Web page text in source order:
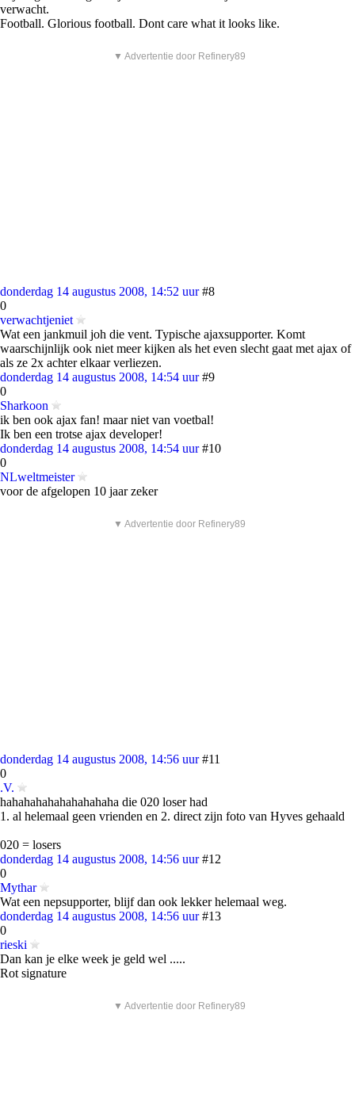
verwacht.
Football. Glorious football. Dont care what it looks like.
▼ Advertentie door Refinery89
donderdag 14 augustus 2008, 14:52 uur #8
0
verwachtjeniet
Wat een jankmuil joh die vent. Typische ajaxsupporter. Komt
waarschijnlijk ook niet meer kijken als het even slecht gaat met ajax of
als ze 2x achter elkaar verliezen.
donderdag 14 augustus 2008, 14:54 uur #9
0
Sharkoon
ik ben ook ajax fan! maar niet van voetbal!
Ik ben een trotse ajax developer!
donderdag 14 augustus 2008, 14:54 uur #10
0
NLweltmeister
voor de afgelopen 10 jaar zeker
▼ Advertentie door Refinery89
donderdag 14 augustus 2008, 14:56 uur #11
0
.V.
hahahahahahahahahaha die 020 loser had
1. al helemaal geen vrienden en 2. direct zijn foto van Hyves gehaald
020 = losers
donderdag 14 augustus 2008, 14:56 uur #12
0
Mythar
Wat een nepsupporter, blijf dan ook lekker helemaal weg.
donderdag 14 augustus 2008, 14:56 uur #13
0
rieski
Dan kan je elke week je geld wel .....
Rot signature
▼ Advertentie door Refinery89